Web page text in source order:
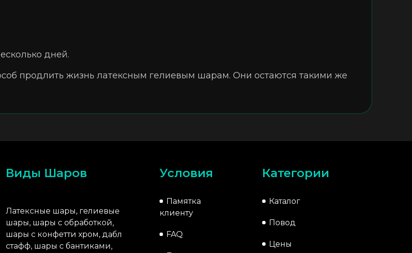
дней.
продлить жизнь латексным гелиевым шарам. Они остаются такими же
Виды Шаров
Латексные шары, гелиевые
шары, шары с обработкой,
шары с конфетти хром, дабл
стафф, шары с бантиками,
Условия
Памятка
клиенту
FAQ
Категории
Каталог
Повод
Цены